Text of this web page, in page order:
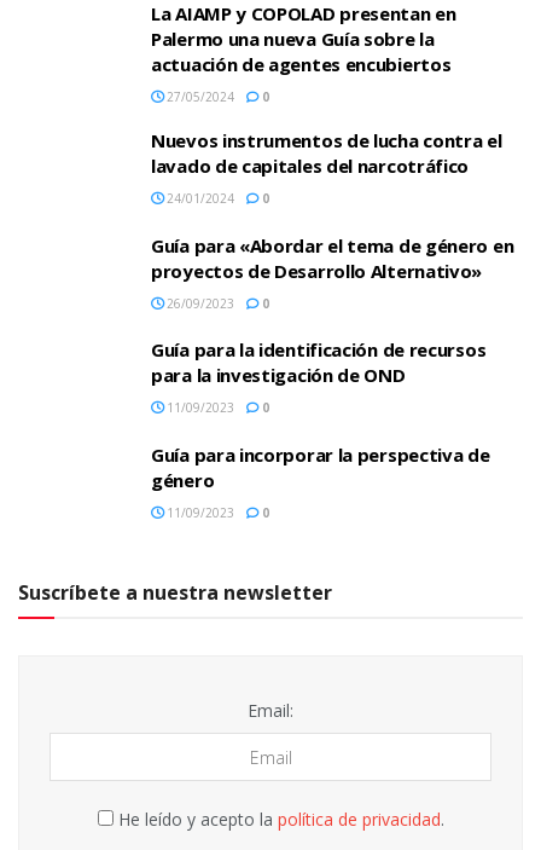
La AIAMP y COPOLAD presentan en
Palermo una nueva Guía sobre la
actuación de agentes encubiertos
27/05/2024 0
Nuevos instrumentos de lucha contra el
lavado de capitales del narcotráfico
24/01/2024 0
Guía para «Abordar el tema de género en
proyectos de Desarrollo Alternativo»
26/09/2023 0
Guía para la identificación de recursos
para la investigación de OND
11/09/2023 0
Guía para incorporar la perspectiva de
género
11/09/2023 0
Suscríbete a nuestra newsletter
Email:
He leído y acepto la política de privacidad.